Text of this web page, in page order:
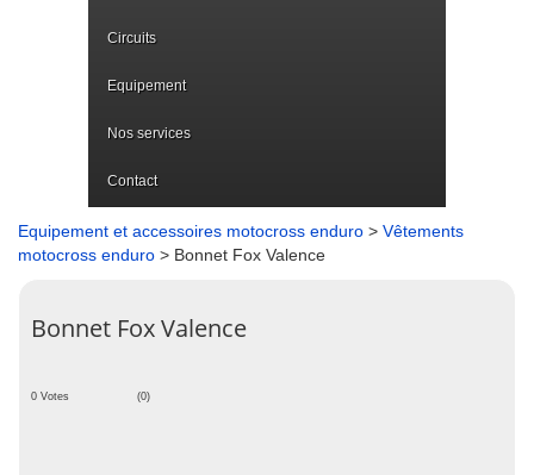
Circuits
Equipement
Nos services
Contact
Equipement et accessoires motocross enduro > Vêtements
motocross enduro > Bonnet Fox Valence
Bonnet Fox Valence
0 Votes (0)